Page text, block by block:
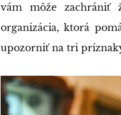
vám môže zachrániť
organizácia, ktorá
upozorniť na tri